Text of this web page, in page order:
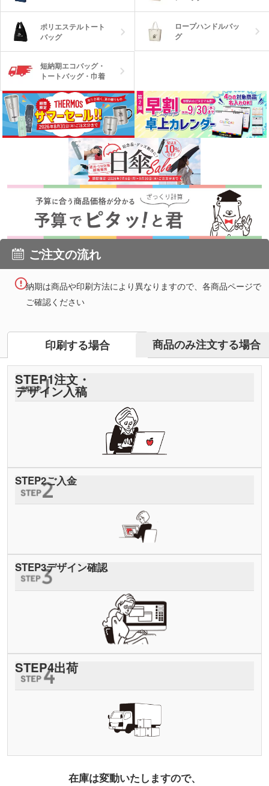
ポリエステルトート
バッグ
ロープハンドルバッ
グ
短納期エコバッグ・
トートバッグ・巾着
ご注文の流れ
納期は商品や印刷方法により異なりますので、各商品ページで
ご確認ください
印刷する場合 商品のみ注文する場合
STEP1注文・
デザイン入稿
STEP2ご入金
STEP3デザイン確認
STEP4出荷
在庫は変動いたしますので、